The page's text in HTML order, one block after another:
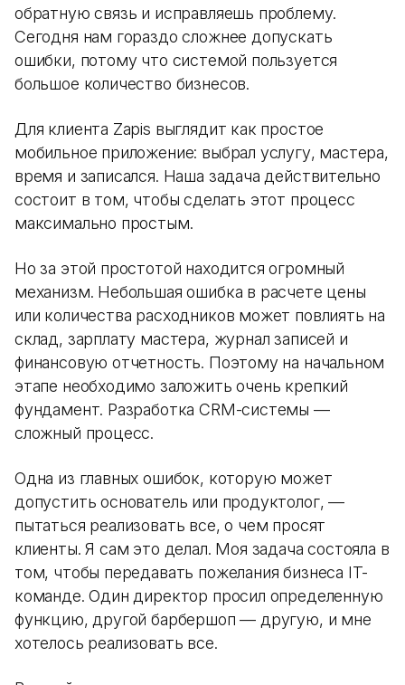
обратную связь и исправляешь проблему.
Сегодня нам гораздо сложнее допускать
ошибки, потому что системой пользуется
большое количество бизнесов.
Для клиента Zapis выглядит как простое
мобильное приложение: выбрал услугу, мастера,
время и записался. Наша задача действительно
состоит в том, чтобы сделать этот процесс
максимально простым.
Но за этой простотой находится огромный
механизм. Небольшая ошибка в расчете цены
или количества расходников может повлиять на
склад, зарплату мастера, журнал записей и
финансовую отчетность. Поэтому на начальном
этапе необходимо заложить очень крепкий
фундамент. Разработка CRM-системы —
сложный процесс.
Одна из главных ошибок, которую может
допустить основатель или продуктолог, —
пытаться реализовать все, о чем просят
клиенты. Я сам это делал. Моя задача состояла в
том, чтобы передавать пожелания бизнеса IT-
команде. Один директор просил определенную
функцию, другой барбершоп — другую, и мне
хотелось реализовать все.